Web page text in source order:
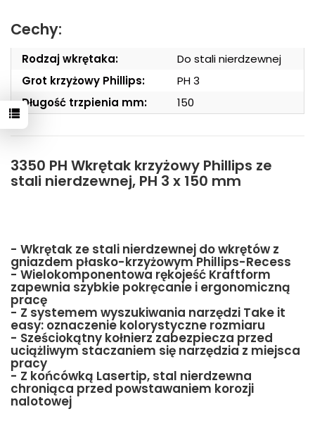
Cechy:
Rodzaj wkrętaka:
Do stali nierdzewnej
Grot krzyżowy Phillips:
PH 3
Długość trzpienia mm:
150
3350 PH Wkrętak krzyżowy Phillips ze
stali nierdzewnej, PH 3 x 150 mm
- Wkrętak ze stali nierdzewnej do wkrętów z
gniazdem płasko-krzyżowym Phillips-Recess
- Wielokomponentowa rękojeść Kraftform
zapewnia szybkie pokręcanie i ergonomiczną
pracę
- Z systemem wyszukiwania narzędzi Take it
easy: oznaczenie kolorystyczne rozmiaru
- Sześciokątny kołnierz zabezpiecza przed
uciążliwym staczaniem się narzędzia z miejsca
pracy
- Z końcówką Lasertip, stal nierdzewna
chroniąca przed powstawaniem korozji
nalotowej